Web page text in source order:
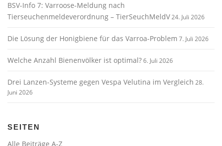
BSV-Info 7: Varroose-Meldung nach
Tierseuchenmeldeverordnung – TierSeuchMeldV24. Juli 2026
Die Lösung der Honigbiene für das Varroa-Problem 7. Juli 2026
Welche Anzahl Bienenvölker ist optimal?6. Juli 2026
Drei Lanzen-Systeme gegen Vespa Velutina im Vergleich 28.
Juni 2026
SEITEN
Alle Beiträge A-Z